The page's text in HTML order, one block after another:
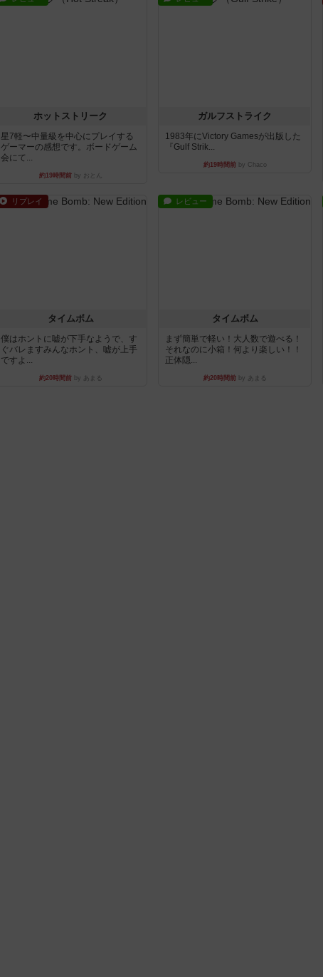
ホットストリーク
星7軽〜中量級を中心にプレイする
ゲーマーの感想です。ボードゲーム
会にて...
約19時間前by おとん
ガルフストライク
1983年にVictory Gamesが出版した
『Gulf Strik...
約19時間前by Chaco
リプレイ
タイムボム
僕はホントに嘘が下手なようで、す
ぐバレますみんなホント、嘘が上手
ですよ...
約20時間前by あまる
レビュー
タイムボム
まず簡単で軽い！大人数で遊べる！
それなのに小箱！何より楽しい！！
正体隠...
約20時間前by あまる